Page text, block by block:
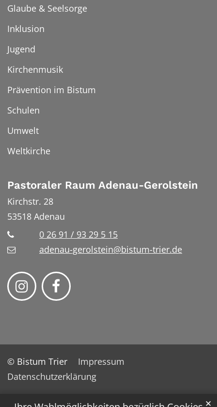
✕
Glaube & Seelsorge
Inklusion
Jugend
Kirchenmusik
Prävention im Bistum
Schulen
Umwelt
Weltkirche
Pastoraler Raum Adenau-Gerolstein
Kirchstr. 28
53518 Adenau
0 26 91 / 93 29 5 15
adenau-gerolstein@bistum-trier.de
© Bistum Trier
Impressum
Datenschutzerklärung